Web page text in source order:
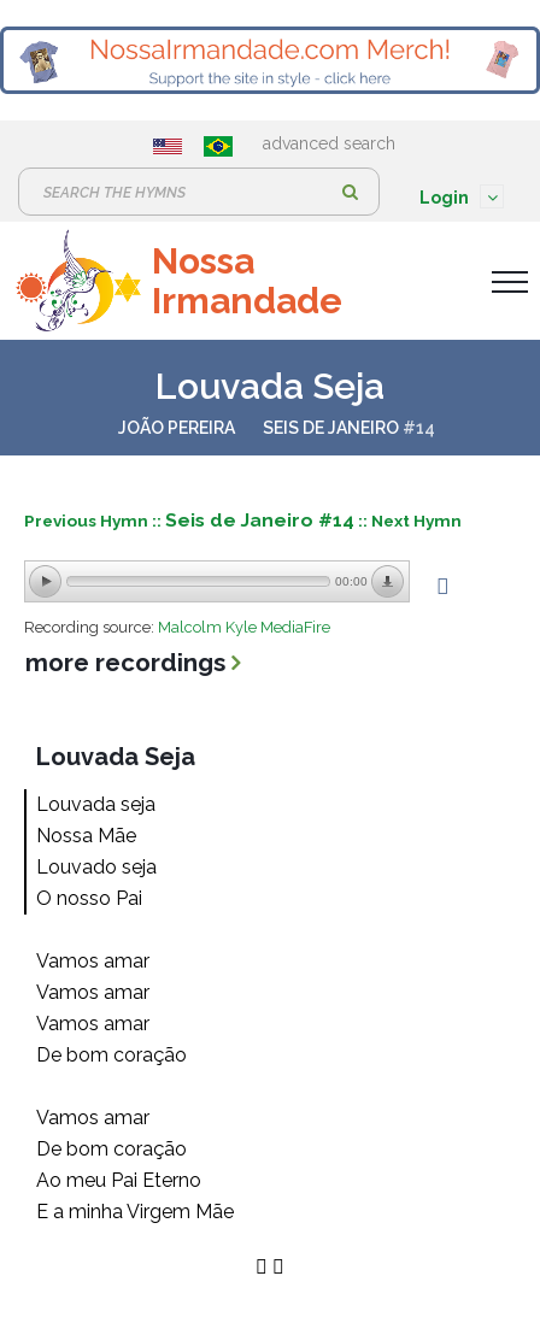
advanced search
e
a
r
Login
Nossa
Irmandade
Louvada Seja
JOÃO PEREIRA SEIS DE JANEIRO#14
Previous Hymn :: Seis de Janeiro #14 :: Next Hymn
00:00
Recording source: Malcolm Kyle MediaFire
more recordings
Louvada Seja
Louvada seja
Nossa Mãe
Louvado seja
O nosso Pai
Vamos amar
Vamos amar
Vamos amar
De bom coração
Vamos amar
De bom coração
Ao meu Pai Eterno
E a minha Virgem Mãe